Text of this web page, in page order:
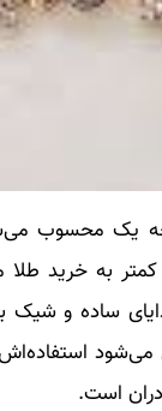
یک محسوب
به خرید
ساده و شیک
است.